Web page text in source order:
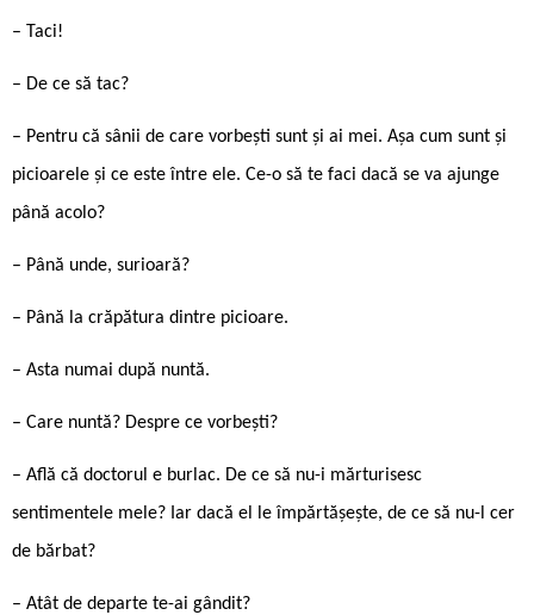
– Taci!
– De ce să tac?
– Pentru că sânii de care vorbești sunt și ai mei. Așa cum sunt și
picioarele și ce este între ele. Ce-o să te faci dacă se va ajunge
până acolo?
– Până unde, surioară?
– Până la crăpătura dintre picioare.
– Asta numai după nuntă.
– Care nuntă? Despre ce vorbești?
– Află că doctorul e burlac. De ce să nu-i mărturisesc
sentimentele mele? Iar dacă el le împărtășește, de ce să nu-l cer
de bărbat?
– Atât de departe te-ai gândit?